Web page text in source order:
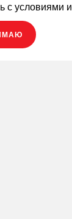
Заявка на
условиями